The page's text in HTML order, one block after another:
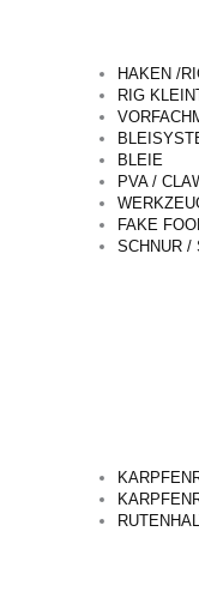
HAKEN /
RIG
BLEIE
PVA /
FAKE
SCHNUR /